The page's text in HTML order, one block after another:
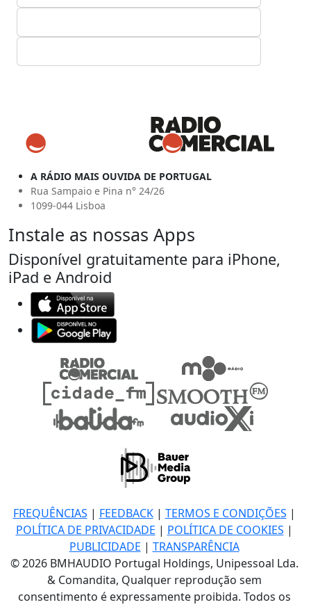
A RÁDIO MAIS OUVIDA DE PORTUGAL
Rua Sampaio e Pina n° 24/26
1099-044 Lisboa
Instale as nossas Apps
Disponível gratuitamente para iPhone,
iPad e Android
FREQUÊNCIAS | FEEDBACK| TERMOS E CONDIÇÕES |
POLÍTICA DE PRIVACIDADE | POLÍTICA DE COOKIES |
PUBLICIDADE | TRANSPARÊNCIA
© 2026 BMHAUDIO Portugal Holdings, Unipessoal Lda.
& Comandita, Qualquer reprodução sem
consentimento é expressamente proibida. Todos os